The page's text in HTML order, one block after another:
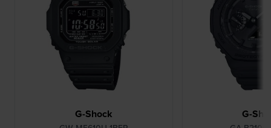
G-Shock G-